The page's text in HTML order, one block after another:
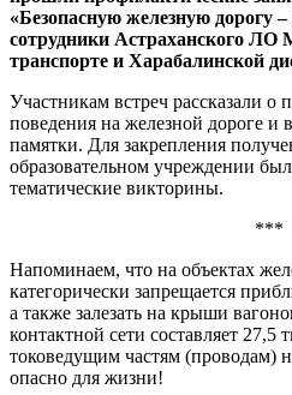
«Безопасную железную дорогу
сотрудники Астраханского ЛО
транспорте и Харабалинской
Участникам встреч рассказали о
поведения на железной дороге и
памятки. Для закрепления
образовательном учреждении
тематические викторины.
***
Напоминаем, что на объектах
категорически запрещается
а также залезать на крыши
контактной сети составляет
токоведущим частям (проводам)
опасно для жизни!